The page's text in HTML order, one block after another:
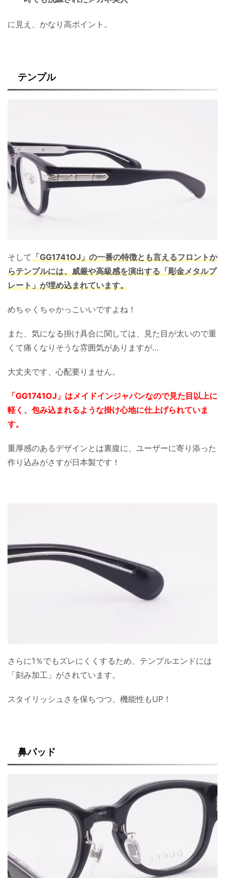
に見え、かなり高ポイント。
テンプル
そして「GG1741OJ」の一番の特徴とも言えるフロントか
らテンプルには、威厳や高級感を演出する「彫金メタルプ
レート」が埋め込まれています。
めちゃくちゃかっこいいですよね！
また、気になる掛け具合に関しては、見た目が太いので重
くて痛くなりそうな雰囲気がありますが…
大丈夫です、心配要りません。
「GG1741OJ」はメイドインジャパンなので見た目以上に
軽く、包み込まれるような掛け心地に仕上げられていま
す。
重厚感のあるデザインとは裏腹に、ユーザーに寄り添った
作り込みがさすが日本製です！
さらに1％でもズレにくくするため、テンプルエンドには
「刻み加工」がされています。
スタイリッシュさを保ちつつ、機能性もUP！
鼻パッド